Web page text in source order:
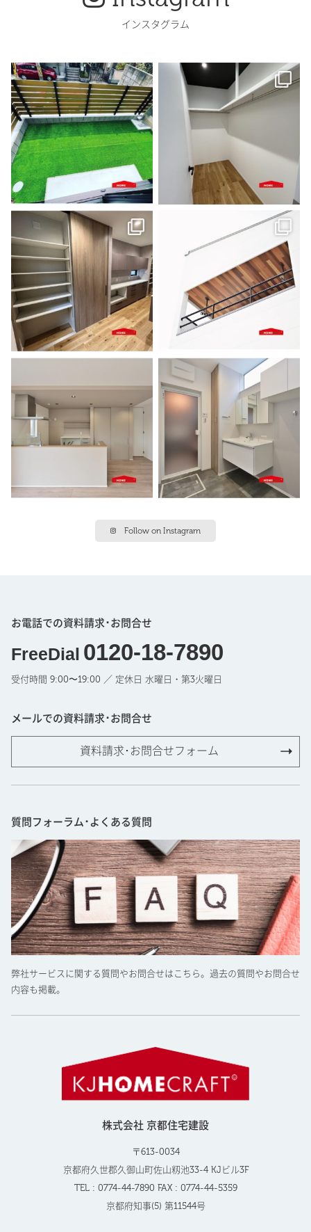
インスタグラム
Follow on Instagram
お電話での資料請求･お問合せ
FreeDial 0120-18-7890
受付時間 9:00〜19:00 ／ 定休日 水曜日・第3火曜日
メールでの資料請求･お問合せ
資料請求･お問合せフォーム
質問フォーラム･よくある質問
弊社サービスに関する質問やお問合せはこちら。過去の質問やお問合せ
内容も掲載。
株式会社 京都住宅建設
〒613-0034
京都府久世郡久御山町佐山籾池33-4 KJビル3F
TEL : 0774-44-7890 FAX : 0774-44-5359
京都府知事(5) 第11544号